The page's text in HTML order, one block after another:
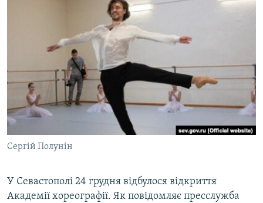
СПЕЦПРОЕКТИ
ВІДЕОУРОКИ «ELIFBE»
СВІДЧЕННЯ ОКУПАЦІЇ
УКРАЇНСЬКА ПРОБЛЕМА КРИМУ
ІНФОГРАФІКА
ЯК ОБІЙТИ БЛОКУВАННЯ
Русский
Qırımtatar
ДОЛУЧАЙСЯ!
Сергій Полунін
У Севастополі 24 грудня відбулося відкриття
Академії хореографії. Як повідомляє пресслужба